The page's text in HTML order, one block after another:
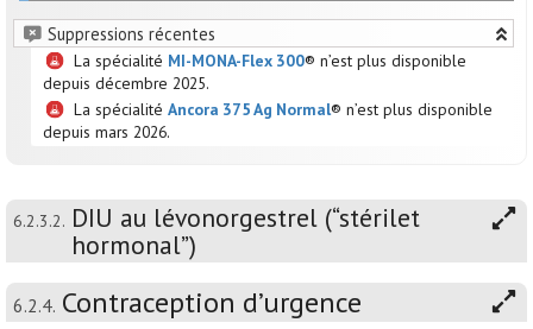
Suppressions récentes
La spécialité MI-MONA-Flex 300® n’est plus disponible
depuis décembre 2025.
La spécialité Ancora 375 Ag Normal® n’est plus disponible
depuis mars 2026.
6.2.3.2. DIU au lévonorgestrel (“stérilet
hormonal”)
6.2.4. Contraception d’urgence